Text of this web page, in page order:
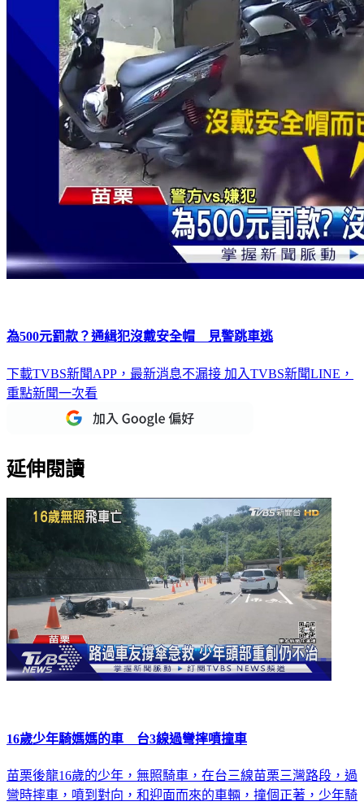
為500元罰款？通緝犯沒戴安全帽 見警跳車逃
下載TVBS新聞APP，最新消息不漏接 加入TVBS新聞LINE，
重點新聞一次看
延伸閱讀
16歲少年騎媽媽的車 台3線過彎摔噴撞車
苗栗後龍16歲的少年，無照騎車，在台三線苗栗三灣路段，過
彎時摔車，噴到對向，和迎面而來的車輛，撞個正著，少年騎